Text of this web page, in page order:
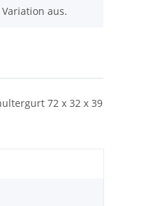
aus.
72 x 32 x 39